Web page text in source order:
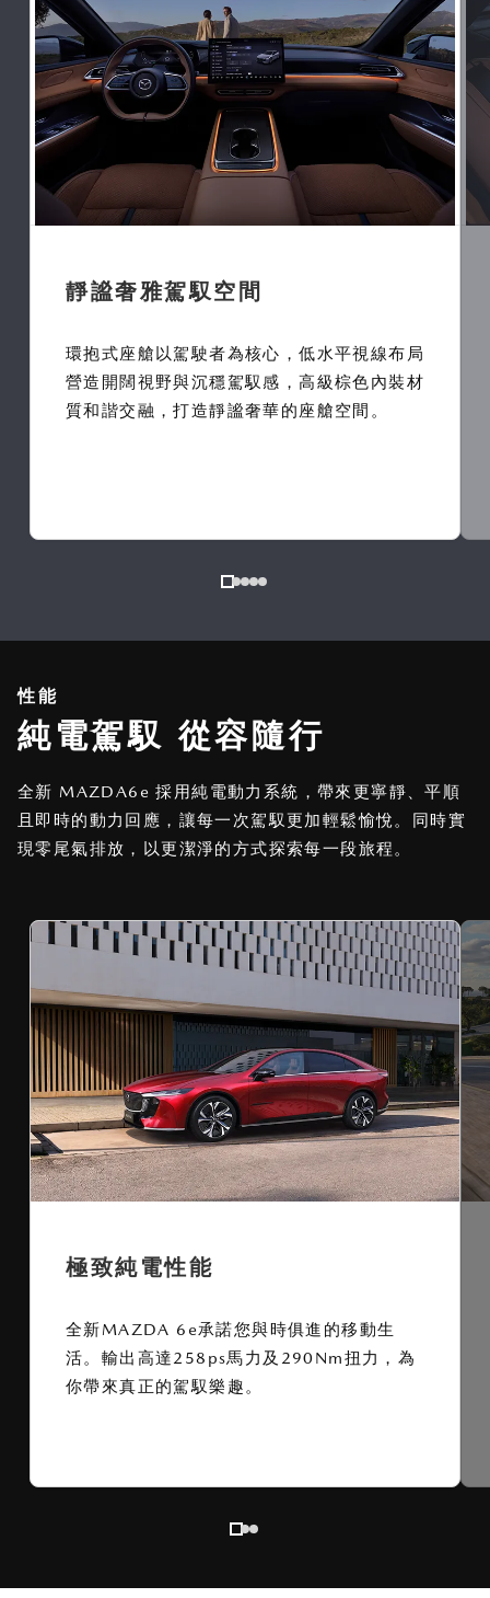
靜謐奢雅駕馭空間
環抱式座艙以駕駛者為核心，低水平視線布局
營造開闊視野與沉穩駕馭感，高級棕色內裝材
質和諧交融，打造靜謐奢華的座艙空間。
性能
純電駕馭 從容隨行
全新 MAZDA6e 採用純電動力系統，帶來更寧靜、平順
且即時的動力回應，讓每一次駕馭更加輕鬆愉悅。同時實
現零尾氣排放，以更潔淨的方式探索每一段旅程。
極致純電性能
全新MAZDA 6e承諾您與時俱進的移動生
活。輸出高達258ps馬力及290Nm扭力，為
你帶來真正的駕馭樂趣。